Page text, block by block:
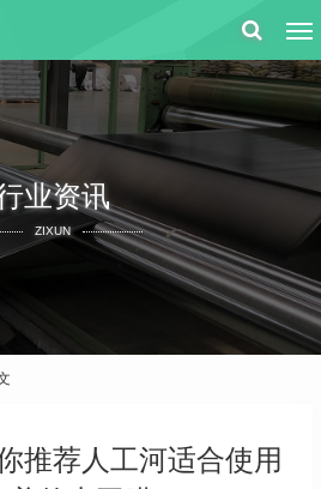
业资讯
ZIXUN
推荐人工河适合使用